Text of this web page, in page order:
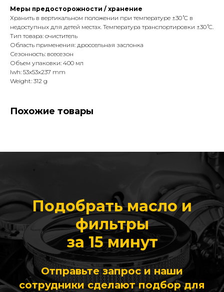
Меры предосторожности / хранение
Хранить в вертикальном положении при температуре ±30 ̊С в
недоступных для детей местах. Температура транспортировки ±30 ̊С.
Тип товара: очиститель
Область применения: дроссельная заслонка
Сезонность: всесезон
Объем упаковки: 400 мл
lwh: 53x53x237 mm
Weight: 312 g
Похожие товары
Подобрать масло и
фильтры
за 15 минут
Отправьте запрос и наши
сотрудники сделают подбор для